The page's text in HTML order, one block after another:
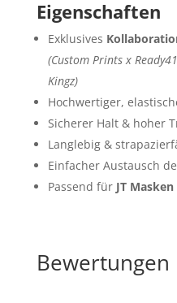
Eigenschaften
Exklusives
(Custom Prints x
Kingz)
Hochwertiger,
Sicherer Halt & hoher
Langlebig &
Einfacher Austausch
Passend für JT Masken
Bewertungen